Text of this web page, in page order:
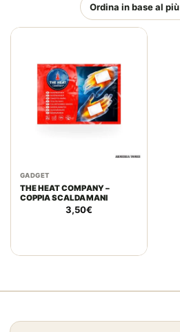
GADGET
THE HEAT COMPANY –
COPPIA SCALDAMANI
3,50€